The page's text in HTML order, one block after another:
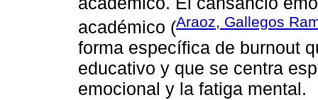
académico (Araoz, Gallegos
forma específica de burnout
educativo y que se centra
emocional y la fatiga mental.